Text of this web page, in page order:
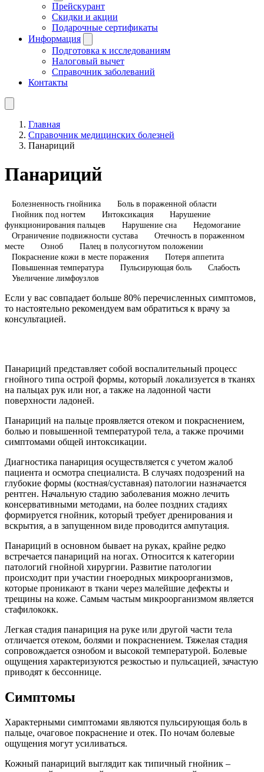
Прейскурант
Скидки и акции
Подарочные сертификаты
Информация
Подготовка к исследованиям
Налоговый вычет
Справочник заболеваний
Контакты
Главная
Справочник медицинских болезней
Панариций
Панариций
Болезненность гнойника
Боль в пораженной области
Гнойник под ногтем
Интоксикация
Нарушение
функционирования пальцев
Нарушение сна
Недомогание
Ограничение подвижности сустава
Отечность в пораженном
месте
Озноб
Палец в полусогнутом положении
Покраснение кожи в месте поражения
Потеря аппетита
Повышенная температура
Пульсирующая боль
Слабость
Увеличение лимфоузлов
Если у вас совпадает больше 80% перечисленных симптомов,
то настоятельно рекомендуем вам обратиться к врачу за
консультацией.
Панариций представляет собой воспалительный процесс
гнойного типа острой формы, который локализуется в тканях
на пальцах рук или ног, а также на ладонной части
поверхности ладоней.
Панариций на пальце проявляется отеком и покраснением,
болью и повышенной температурой тела, а также прочими
симптомами общей интоксикации.
Диагностика панариция осуществляется с учетом жалоб
пациента и осмотра специалиста. В случаях подозрений на
глубокие формы (костная/суставная) патологии назначается
рентген. Начальную стадию заболевания можно лечить
консервативными методами, на более поздних стадиях
формируется гнойник, который требует дренирования и
вскрытия, а в запущенном виде проводится ампутация.
Панариций в основном бывает на руках, крайне редко
встречается панариций на ногах. Относится к категории
патологий гнойной хирургии. Развитие патологии
происходит при участии гноеродных микроорганизмов,
которые проникают в ткани через малейшие дефекты и
трещины на коже. Самым частым микроорганизмом является
стафилококк.
Легкая стадия панариция на руке или другой части тела
отличается отеком, болями и покраснением. Тяжелая стадия
сопровождается ознобом и высокой температурой. Болевые
ощущения характеризуются резкостью и пульсацией, зачастую
приводят к бессоннице.
Симптомы
Характерными симптомами являются пульсирующая боль в
пальце, очаговое покраснение и отек. По ночам болевые
ощущения могут усиливаться.
Кожный панариций выглядит как типичный гнойник –